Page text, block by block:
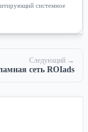
системное
Следующий →
сеть ROIads